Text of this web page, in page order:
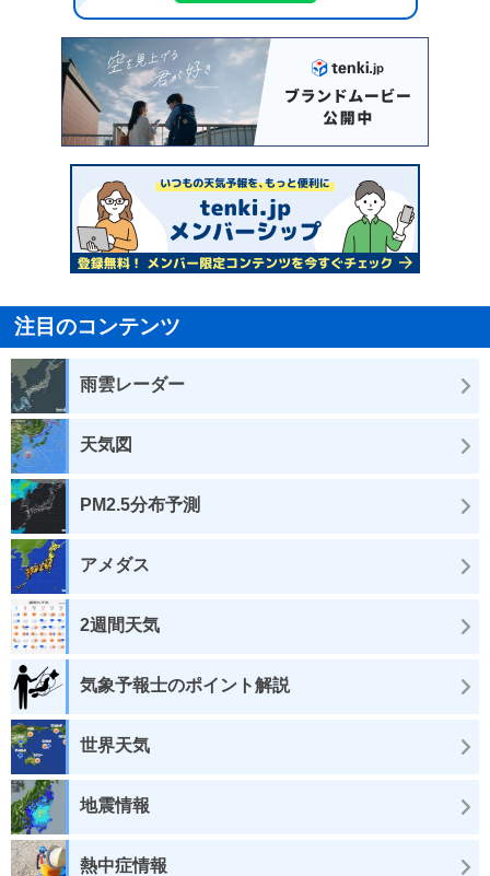
注目のコンテンツ
雨雲レーダー
天気図
PM2.5分布予測
アメダス
2週間天気
気象予報士のポイント解説
世界天気
地震情報
熱中症情報